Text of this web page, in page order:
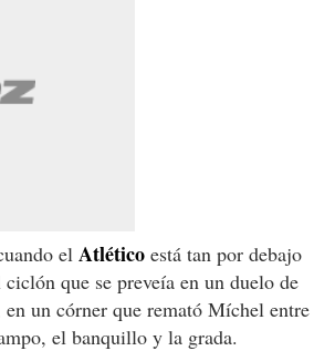
el Atlético está tan por debajo
que se preveía en un duelo de
un córner que remató Míchel entre
el banquillo y la grada.